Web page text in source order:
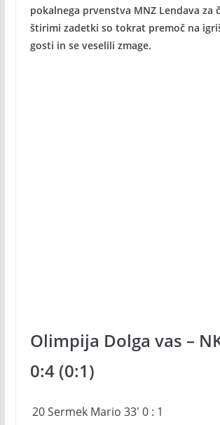
pokalnega prvenstva MNZ Lendava za
štirimi zadetki so tokrat premoč na
gosti in se veselili zmage.
Olimpija Dolga vas –
0:4 (0:1)
20Sermek Mario 33′ 0 : 1